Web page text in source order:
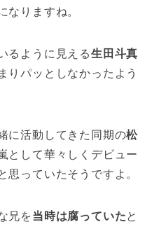
なりますね。
るように見える生田斗真
りパッとしなかったよう
に活動してきた同期の松
として華々しくデビュー
思っていたそうですよ。
兄を当時は腐っていたと